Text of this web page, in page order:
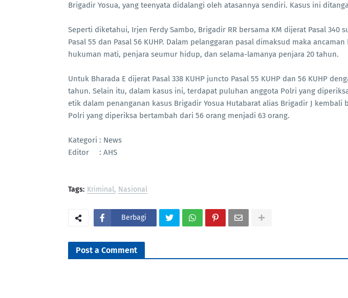
Brigadir Yosua, yang teenyata didalangi oleh atasannya sendiri. Kasus ini
Seperti diketahui, Irjen Ferdy Sambo, Brigadir RR bersama KM dijerat Pasal 340
Pasal 55 dan Pasal 56 KUHP. Dalam pelanggaran pasal dimaksud maka
hukuman mati, penjara seumur hidup, dan selama-lamanya penjara 20 tahun.
Untuk Bharada E dijerat Pasal 338 KUHP juncto Pasal 55 KUHP dan 56 KUHP
tahun. Selain itu, dalam kasus ini, terdapat puluhan anggota Polri yang
etik dalam penanganan kasus Brigadir Yosua Hutabarat alias Brigadir J kembali
Polri yang diperiksa bertambah dari 56 orang menjadi 63 orang.
Kategori : News
Editor : AHS
Tags: Kriminal Nasional
Berbagi
Post a Comment